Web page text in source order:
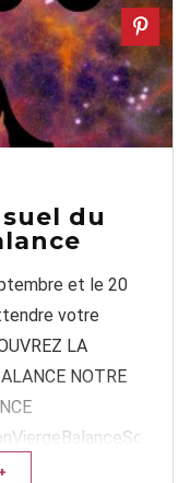
du
et le 20
votre
LA
NOTRE
...